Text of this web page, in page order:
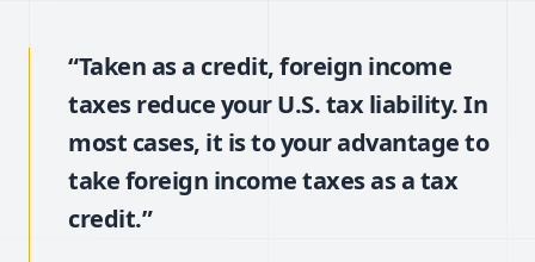
“Taken as a credit, foreign income
taxes reduce your U.S. tax liability. In
most cases, it is to your advantage to
take foreign income taxes as a tax
credit.”